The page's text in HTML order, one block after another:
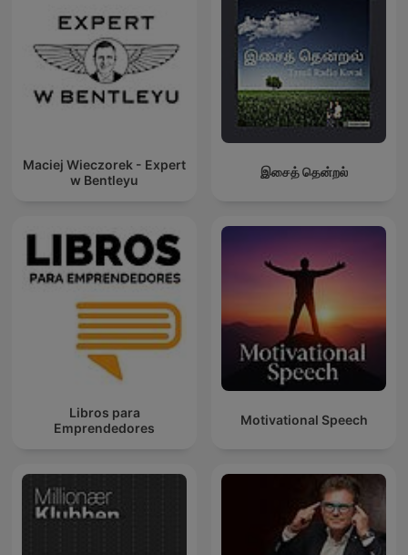
Maciej Wieczorek - Expert
w Bentleyu
இசைத் தென்றல்
Libros para
Emprendedores
Motivational Speech